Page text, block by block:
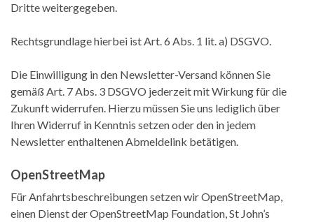
Dritte weitergegeben.
Rechtsgrundlage hierbei ist Art. 6 Abs. 1 lit. a) DSGVO.
Die Einwilligung in den Newsletter-Versand können Sie
gemäß Art. 7 Abs. 3 DSGVO jederzeit mit Wirkung für die
Zukunft widerrufen. Hierzu müssen Sie uns lediglich über
Ihren Widerruf in Kenntnis setzen oder den in jedem
Newsletter enthaltenen Abmeldelink betätigen.
OpenStreetMap
Für Anfahrtsbeschreibungen setzen wir OpenStreetMap,
einen Dienst der OpenStreetMap Foundation, St John’s